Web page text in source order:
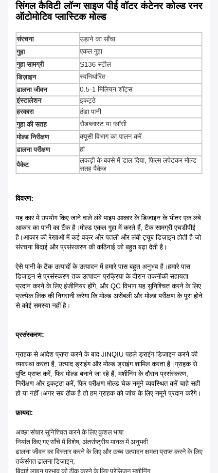
सिंगल कैविटी लॉन्ग साइज पीई वॉटर कंटेनर कोल्ड रनर
ऑटोमोटिव प्लास्टिक मोल्ड
संरचना
उड़ाने का साँचा
गुहा
एकल गुहा
गुहा सामग्री
S136 स्टील
डिज़ाइन
स्वनिर्धारित
ढालना जीवन
0.5-1 मिलियन शॉट्स
इंस्टालेशन
इकट्ठे
हरकारा
ठंडा पानी
गुहा की सतह
सैंडब्लास्ट या ग्लॉसी
मोल्ड निरीक्षण
क्यूसी विभाग का पालन करें
ढालना परीक्षण
हां
पैकेट
लकड़ी के बक्से में डाल दिया, फिल्म लपेटकर मोल्ड
सतह पैकेज
विवरण:
यह कार में उपयोग किए जाने वाले लंबे पाइप आकार के डिजाइन के भीतर एक लंबे
आकार का पानी का टैंक है।मोल्ड एकल गुहा में करते हैं, टैंक सामग्री एचडीपीई
है।आकार की रेखाओं में कई वक्र और पतली और लंबी ट्यूब डिज़ाइन होती है जो
संरचना बिदाई और प्रसंस्करण की कठिनाई को बहुत बढ़ा देती है।
ऐसे पानी के टैंक उत्पादों के उत्पादन में हमारे पास बहुत अनुभव है।हमारे पास
डिजाइन से प्रसंस्करण तक उत्पादन प्रक्रिया के दौरान तकनीकी सहायता
प्रदान करने के लिए इंजीनियर होंगे, और QC विभाग यह सुनिश्चित करने के लिए
प्रत्येक लिंक की निगरानी करेगा कि मोल्ड असेंबली और मोल्ड परीक्षण के पूरा होने
से कोई समस्या नहीं है।
प्रसंस्करण:
ग्राहक से आदेश प्राप्त करने के बाद JINQIU पहले ड्राइंग डिजाइन करने की
व्यवस्था करता है, उत्पाद ड्राइंग और मोल्ड ड्राइंग शामिल करता है।ग्राहक से
पुष्टि प्राप्त करें, फिर मोल्ड बनाने जा रहे हैं, मशीनिंग के दौरान प्रसंस्करण,
निरीक्षण और इकट्ठा करें, फिर परीक्षण मोल्ड चेक नमूने व्यवस्थित करें चाहे सही
हो या नहीं।अगर सब ठीक है तो हम ग्राहक को जांच के लिए नमूने प्रदान करेंगे।
फ़ायदा:
अच्छा संचार सुनिश्चित करने के लिए कुशल भाषा
निर्यात किए गए साँचे में विशेष, अंतर्राष्ट्रीय मानक में अनुभवी
ढालना जीवन का विस्तार करने के लिए और उच्च उत्पादन क्षमता प्राप्त करने के लिए
तर्कसंगत ढालना डिजाइन,
बिदाई लाइन प्रभाव को ठीक करने के लिए प्रेसिजन मशीनिंग